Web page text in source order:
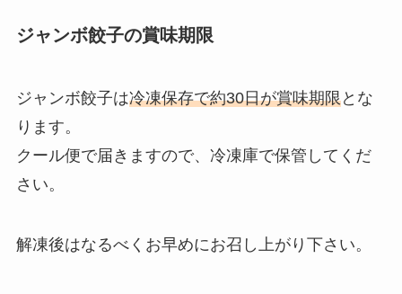
ジャンボ餃子の賞味期限
ジャンボ餃子は冷凍保存で約30日が賞味期限とな
ります。
クール便で届きますので、冷凍庫で保管してくだ
さい。
解凍後はなるべくお早めにお召し上がり下さい。